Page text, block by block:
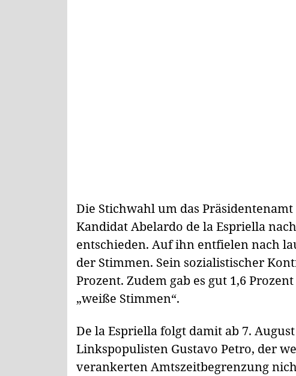
Die Stichwahl um das
Kandidat Abelardo de la Espriella
entschieden. Auf ihn entfielen nach
der Stimmen. Sein sozialistischer
Prozent. Zudem gab es gut 1,6
„weiße Stimmen“.
De la Espriella folgt damit ab 7.
Linkspopulisten Gustavo Petro, der
verankerten Amtszeitbegrenzung